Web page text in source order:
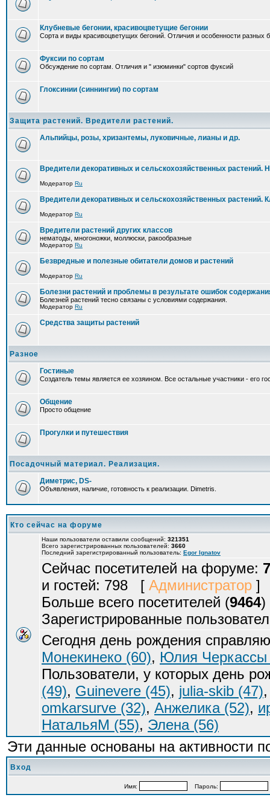
Клубневые бегонии, красивоцветущие бегонии
Сорта и виды красивоцветущих бегоний. Отличия и особенности разных
Фуксии по сортам
Обсуждение по сортам. Отличия и " изюминки" сортов фуксий
Глоксинии (синнингии) по сортам
Защита растений. Вредители растений.
Альпийцы, розы, хризантемы, луковичные, лианы и др.
Вредители декоративных и сельскохозяйственных растений.
Модератор Ru
Вредители декоративных и сельскохозяйственных растений.
Модератор Ru
Вредители растений других классов
нематоды, многоножки, моллюски, ракообразные
Модератор Ru
Безвредные и полезные обитатели домов и растений
Модератор Ru
Болезни растений и проблемы в результате ошибок
Болезней растений тесно связаны с условиями содержания.
Модератор Ru
Средства защиты растений
Разное
Гостиные
Создатель темы является ее хозяином. Все остальные участники - его
Общение
Просто общение
Прогулки и путешествия
Посадочный материал. Реализация.
Диметрис, DS-
Объявления, наличие, готовность к реализации. Dimetris.
Кто сейчас на форуме
Наши пользователи оставили сообщений: 321351
Всего зарегистрированных пользователей: 3660
Последний зарегистрированный пользователь: Egor Ignatov
Сейчас посетителей на форуме:
и гостей: 798 [ Администратор ]
Больше всего посетителей (9464)
Зарегистрированные
Сегодня день рождения
Монекинеко (60), Юлия Черкассы
Пользователи, у которых день
(49), Guinevere (45), julia-skib (47)
omkarsurve (32), Анжелика (52),
НатальяМ (55), Элена (56)
Эти данные основаны на активности
Вход
Имя: Пароль: